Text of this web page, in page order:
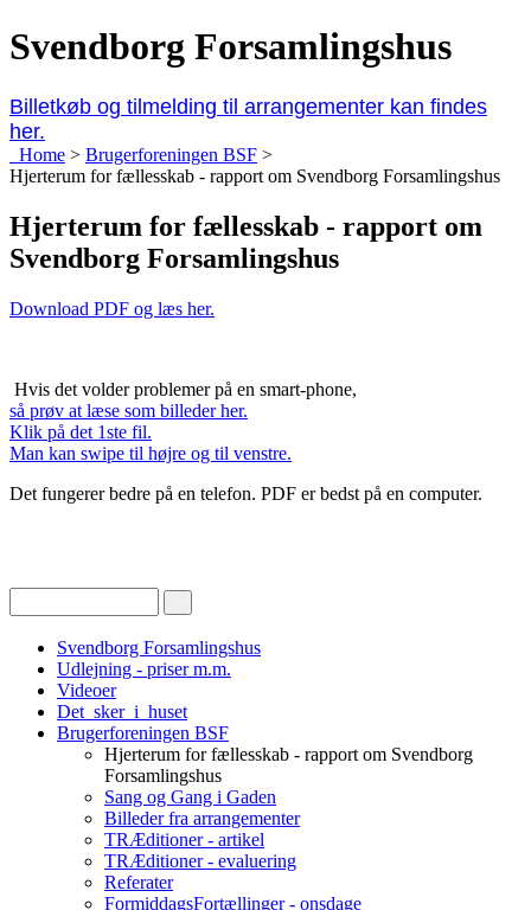
Svendborg Forsamlingshus
Billetkøb og tilmelding til arrangementer kan findes
her.
Home > Brugerforeningen BSF >
Hjerterum for fællesskab - rapport om Svendborg Forsamlingshus
Hjerterum for fællesskab - rapport om
Svendborg Forsamlingshus
Download PDF og læs her.
Hvis det volder problemer på en smart-phone,
så prøv at læse som billeder her.
Klik på det 1ste fil.
Man kan swipe til højre og til venstre.
Det fungerer bedre på en telefon. PDF er bedst på en computer.
Svendborg Forsamlingshus
Udlejning - priser m.m.
Videoer
Det_sker_i_huset
Brugerforeningen BSF
Hjerterum for fællesskab - rapport om Svendborg
Forsamlingshus
Sang og Gang i Gaden
Billeder fra arrangementer
TRÆditioner - artikel
TRÆditioner - evaluering
Referater
FormiddagsFortællinger - onsdage